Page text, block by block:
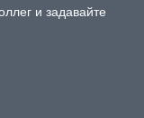
и задавайте